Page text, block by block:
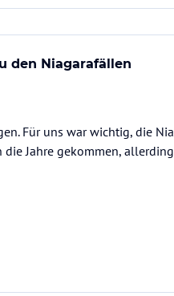
den Niagarafällen
Für uns war wichtig, die
Jahre gekommen,